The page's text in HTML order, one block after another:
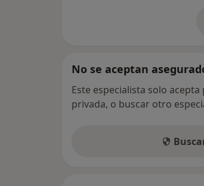
No se aceptan
Este especialista solo
privada, o buscar otro